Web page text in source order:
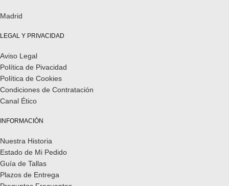
Madrid
LEGAL Y PRIVACIDAD
Aviso Legal
Política de Pivacidad
Política de Cookies
Condiciones de Contratación
Canal Ético
INFORMACIÓN
Nuestra Historia
Estado de Mi Pedido
Guía de Tallas
Plazos de Entrega